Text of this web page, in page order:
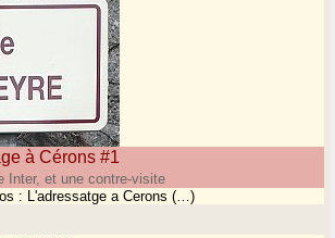
à Cérons #1
Inter, et une contre-visite
: L'adressatge a Cerons (…)